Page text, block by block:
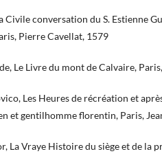
Civile conversation du S. Estienne
Pierre Cavellat, 1579
Le Livre du mont de Calvaire,
Les Heures de récréation et
et gentilhomme florentin, Paris,
La Vraye Histoire du siège et de la